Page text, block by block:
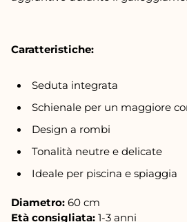
Caratteristiche:
Seduta integrata
Schienale per un maggiore
Design a rombi
Tonalità neutre e delicate
Ideale per piscina e spiaggia
Diametro: 60 cm
Età consigliata: 1-3 anni